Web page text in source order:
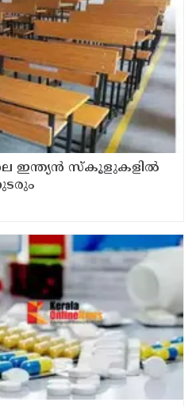
ഇന്ത്യന്‍ സ്‌കൂളുകളില്‍